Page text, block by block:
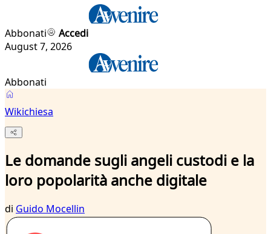
Abbonati
Accedi
August 7, 2026
Abbonati
Wikichiesa
Le domande sugli angeli custodi e la
loro popolarità anche digitale
di Guido Mocellin